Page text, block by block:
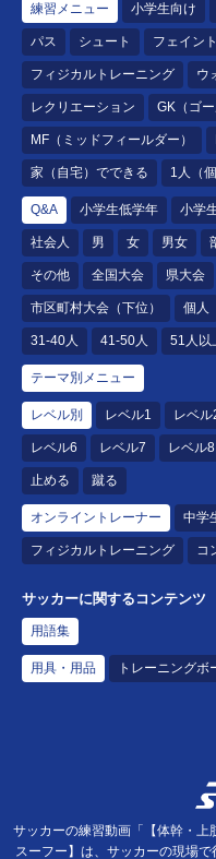
練習メニュー 小学生向け
パス シュート フェイント
フィジカルトレーニング ウ
レクリエーション GK（ゴー
MF（ミッドフィールダー）
家（自宅）でできる 1人（
Q&A 小学生低学年 小学
社会人 男 女 男女
その他 全国大会 県大会
市区町村大会（下位） 個人
31-40人 41-50人 51人以
テーマ別メニュー
レベル別 レベル1 レベル
レベル6 レベル7 レベル8
止める 蹴る
オンライントレーナー 中学
フィジカルトレーニング コ
サッカーに関するコンテンツ
用語集
用具・用品 トレーニングボ
サッカーの練習動画「【体幹・
スーフー】は、サッカーの現場